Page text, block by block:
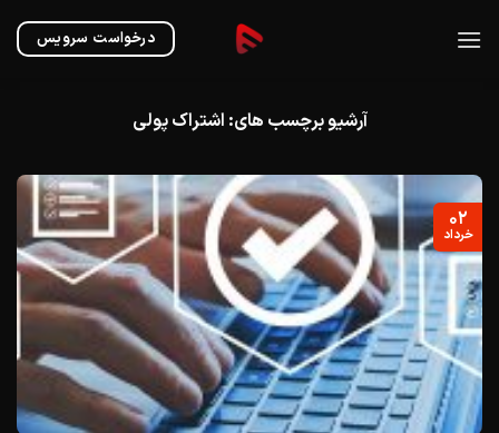
درخواست سرویس
آرشیو برچسب های: اشتراک پولی
۰۲
خرداد